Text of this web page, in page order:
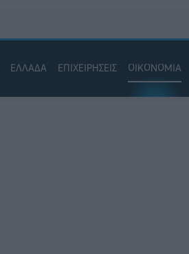
ΕΛΛΑΔΑ ΕΠΙΧΕΙΡΗΣΕΙΣ ΟΙΚΟΝΟΜΙΑ